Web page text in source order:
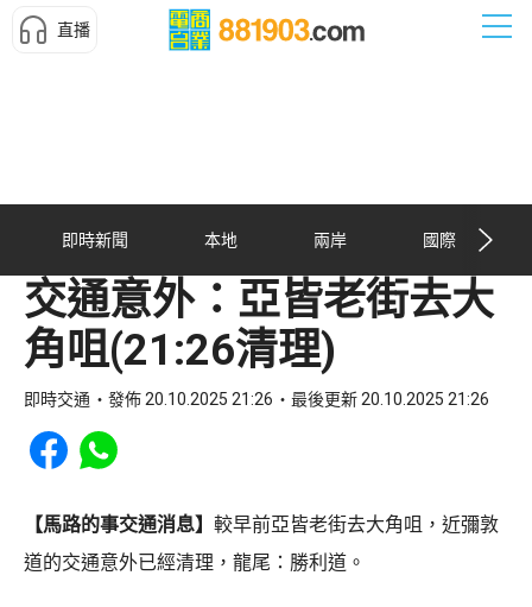
直播
即時新聞 本地 兩岸 國際
交通意外：亞皆老街去大
角咀(21:26清理)
即時交通 發佈 20.10.2025 21:26 最後更新 20.10.2025 21:26
Share to Facebook
Share to WhatsApp
【馬路的事交通消息】 較早前亞皆老街去大角咀，近彌敦
道的交通意外已經清理，龍尾：勝利道。